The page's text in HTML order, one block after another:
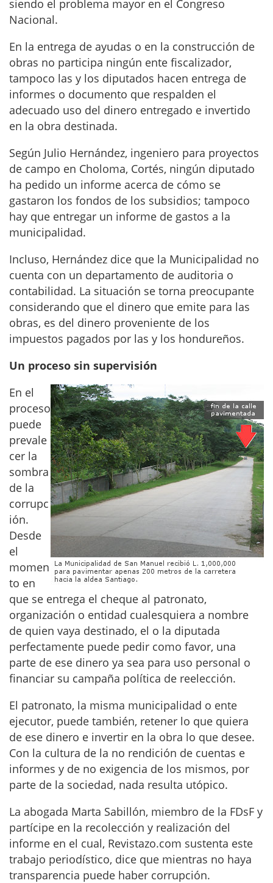
siendo el problema mayor en el Congreso
Nacional.
En la entrega de ayudas o en la construcción de
obras no participa ningún ente fiscalizador,
tampoco las y los diputados hacen entrega de
informes o documento que respalden el
adecuado uso del dinero entregado e invertido
en la obra destinada.
Según Julio Hernández, ingeniero para proyectos
de campo en Choloma, Cortés, ningún diputado
ha pedido un informe acerca de cómo se
gastaron los fondos de los subsidios; tampoco
hay que entregar un informe de gastos a la
municipalidad.
Incluso, Hernández dice que la Municipalidad no
cuenta con un departamento de auditoria o
contabilidad. La situación se torna preocupante
considerando que el dinero que emite para las
obras, es del dinero proveniente de los
impuestos pagados por las y los hondureños.
Un proceso sin supervisión
En el
proceso
puede
prevale
cer la
sombra
de la
corrupc
ión.
Desde
el
momen
to en
que se entrega el cheque al patronato,
organización o entidad cualesquiera a nombre
de quien vaya destinado, el o la diputada
perfectamente puede pedir como favor, una
parte de ese dinero ya sea para uso personal o
financiar su campaña política de reelección.
El patronato, la misma municipalidad o ente
ejecutor, puede también, retener lo que quiera
de ese dinero e invertir en la obra lo que desee.
Con la cultura de la no rendición de cuentas e
informes y de no exigencia de los mismos, por
parte de la sociedad, nada resulta utópico.
La abogada Marta Sabillón, miembro de la FDsF y
partícipe en la recolección y realización del
informe en el cual, Revistazo.com sustenta este
trabajo periodístico, dice que mientras no haya
transparencia puede haber corrupción.